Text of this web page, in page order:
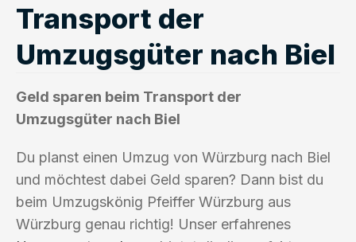
Transport der
Umzugsgüter nach Biel
Geld sparen beim Transport der
Umzugsgüter nach Biel
Du planst einen Umzug von Würzburg nach Biel
und möchtest dabei Geld sparen? Dann bist du
beim Umzugskönig Pfeiffer Würzburg aus
Würzburg genau richtig! Unser erfahrenes